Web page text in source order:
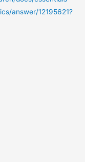
answer/12195621?